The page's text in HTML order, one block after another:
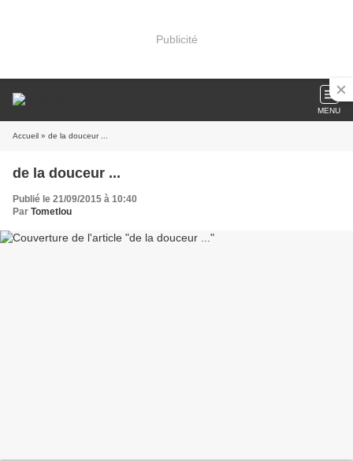
Publicité
MENU
Accueil » de la douceur ...
de la douceur ...
Publié le 21/09/2015 à 10:40
Par Tometlou